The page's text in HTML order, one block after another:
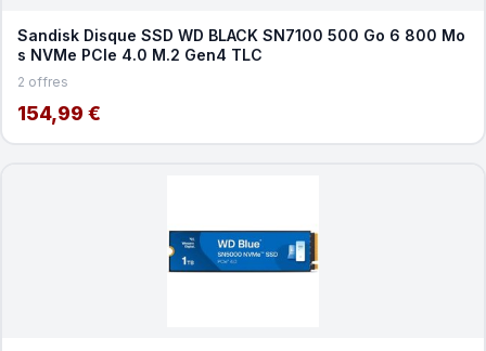
Sandisk Disque SSD WD BLACK SN7100 500 Go 6 800 Mo
s NVMe PCIe 4.0 M.2 Gen4 TLC
2 offres
154,99 €